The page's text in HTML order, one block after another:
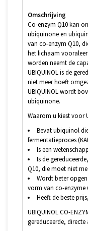
Omschrijving
Co-enzym Q10 kan
ubiquinone en
van co-enzym Q10,
het lichaam
worden neemt de
UBIQUINOL is de
niet meer hoeft
UBIQUINOL wordt
ubiquinone.
Waarom u kiest voor
Bevat ubiquinol
fermentatieproces
Is een
Is de
Q10, die moet niet
Wordt beter
vorm van co-enzyme
Heeft de beste
UBIQUINOL CO-
gereduceerde,